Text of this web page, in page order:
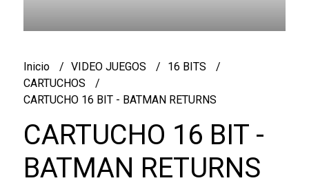
Inicio VIDEO JUEGOS
16 BITS
CARTUCHOS
CARTUCHO 16 BIT - BATMAN RETURNS
CARTUCHO 16 BIT -
BATMAN RETURNS